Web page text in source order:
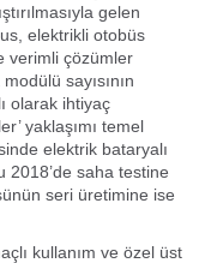
gelen
elektrikli otobüs
verimli çözümler
sayısının
olarak ihtiyaç
yaklaşımı temel
elektrik bataryalı
2018’de saha testine
seri üretimine ise
kullanım ve özel üst